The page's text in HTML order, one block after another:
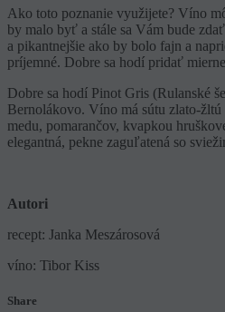
Ako toto poznanie využijete? Víno
by malo byť a stále sa Vám bude
a pikantnejšie ako by bolo fajn a
príjemné. Dobre sa hodí pridať
Dobre sa hodí Pinot Gris (Rulanské
Bernolákovo. Víno má sútu zlato-žltú
medu, pomarančov, kvapkou
elegantná, pekne zaguľatená so
Autori
recept: Janka Meszárosová
víno: Tibor Kiss
Share